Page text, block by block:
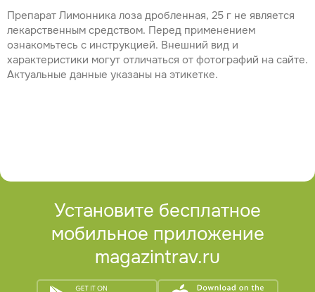
Препарат Лимонника лоза дробленная, 25 г не является
лекарственным средством. Перед применением
ознакомьтесь с инструкцией. Внешний вид и
характеристики могут отличаться от фотографий на сайте.
Актуальные данные указаны на этикетке.
Установите бесплатное
мобильное приложение
magazintrav.ru